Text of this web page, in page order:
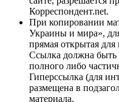
Корреспондент.net.
При копировании
Украины и мира»,
прямая открытая
Ссылка должна быть
полного либо
Гиперссылка (для
размещена в
материала.